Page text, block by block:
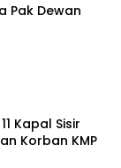
Pak Dewan
Kapal Sisir
Korban KMP